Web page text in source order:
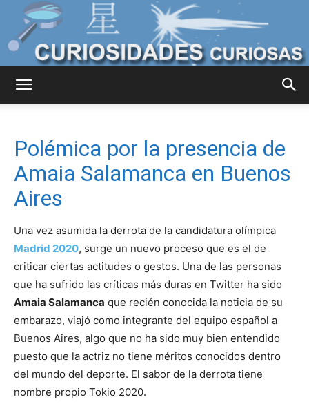
Curiosas
Mundo
Polémica por la presencia de
Amaia Salamanca en Buenos
Aires
Una vez asumida la derrota de la candidatura olímpica
Madrid 2020, surge un nuevo proceso que es el de
criticar ciertas actitudes o gestos. Una de las personas
que ha sufrido las críticas más duras en Twitter ha sido
Amaia Salamanca que recién conocida la noticia de su
embarazo, viajó como integrante del equipo español a
Buenos Aires, algo que no ha sido muy bien entendido
puesto que la actriz no tiene méritos conocidos dentro
del mundo del deporte. El sabor de la derrota tiene
nombre propio Tokio 2020.